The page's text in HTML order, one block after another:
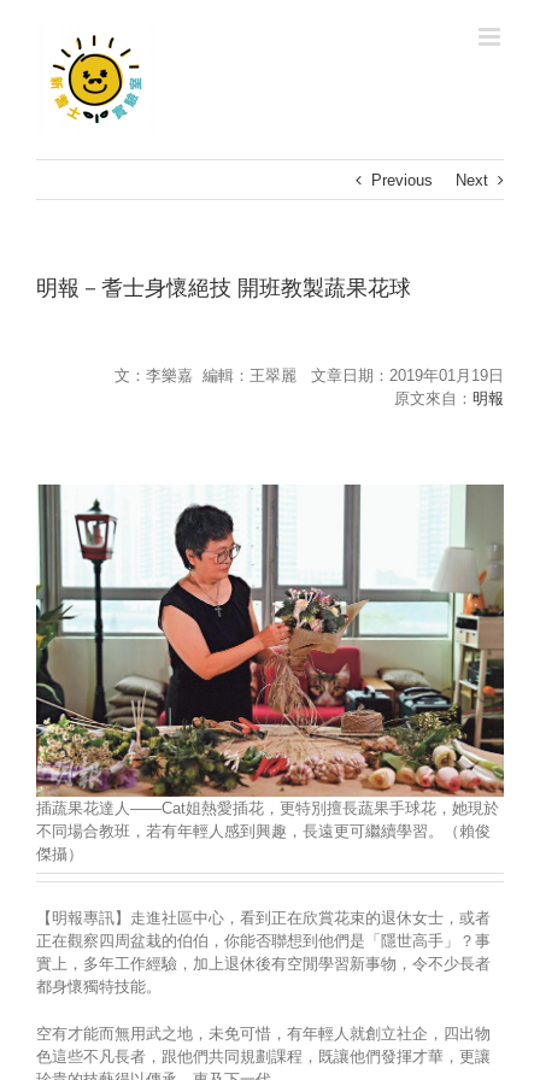
Previous Next
明報－耆士身懷絕技 開班教製蔬果花球
文：李樂嘉 編輯：王翠麗 文章日期：2019年01月19日
原文來自： 明報
插蔬果花達人——Cat姐熱愛插花，更特別擅長蔬果手球花，她現於
不同場合教班，若有年輕人感到興趣，長遠更可繼續學習。（賴俊
傑攝）
【明報專訊】走進社區中心，看到正在欣賞花束的退休女士，或者
正在觀察四周盆栽的伯伯，你能否聯想到他們是「隱世高手」？事
實上，多年工作經驗，加上退休後有空閒學習新事物，令不少長者
都身懷獨特技能。
空有才能而無用武之地，未免可惜，有年輕人就創立社企，四出物
色這些不凡長者，跟他們共同規劃課程，既讓他們發揮才華，更讓